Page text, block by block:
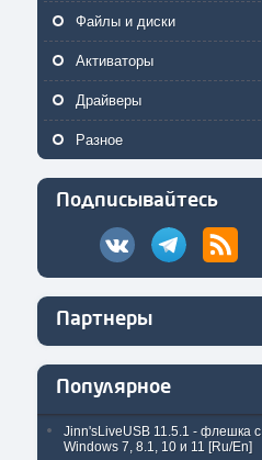
Файлы и диски
Активаторы
Драйверы
Разное
Подписывайтесь
Партнеры
Популярное
Jinn'sLiveUSB 11.5.1 - флешка с
Windows 7, 8.1, 10 и 11 [Ru/En]